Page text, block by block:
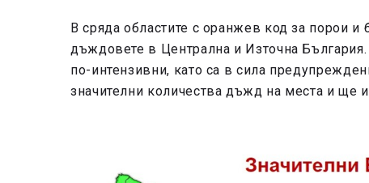
В сряда областите с оранжев код за порои
дъждовете в Централна и Източна България.
по-интензивни, като са в сила
значителни количества дъжд на места и ще